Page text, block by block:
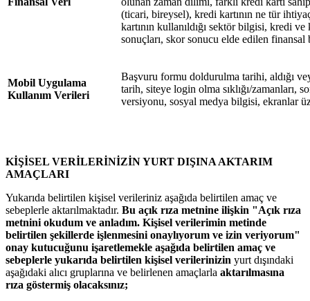
(ticari, bireysel), kredi kartının ne tür
kartının kullanıldığı sektör bilgisi, kredi
sonuçları, skor sonucu elde edilen finansal
Mobil Uygulama
Kullanım Verileri
Başvuru formu doldurulma tarihi, aldığı
tarih, siteye login olma sıklığı/zamanları,
versiyonu, sosyal medya bilgisi, ekranlar
KİŞİSEL VERİLERİNİZİN YURT DIŞINA AKTARIM
AMAÇLARI
Yukarıda belirtilen kişisel verileriniz aşağıda belirtilen amaç ve
sebeplerle aktarılmaktadır. Bu açık rıza metnine ilişkin "Açık rıza
metnini okudum ve anladım. Kişisel verilerimin metinde
belirtilen şekillerde işlenmesini onaylıyorum ve izin veriyorum"
onay kutucuğunu işaretlemekle aşağıda belirtilen amaç ve
sebeplerle yukarıda belirtilen kişisel verilerinizin yurt dışındaki
aşağıdaki alıcı gruplarına ve belirlenen amaçlarla aktarılmasına
rıza göstermiş olacaksınız;